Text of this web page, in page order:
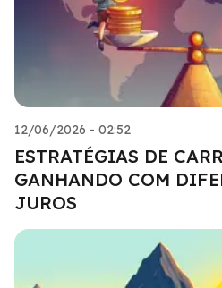
12/06/2026 - 02:52
ESTRATÉGIAS DE
GANHANDO COM
JUROS